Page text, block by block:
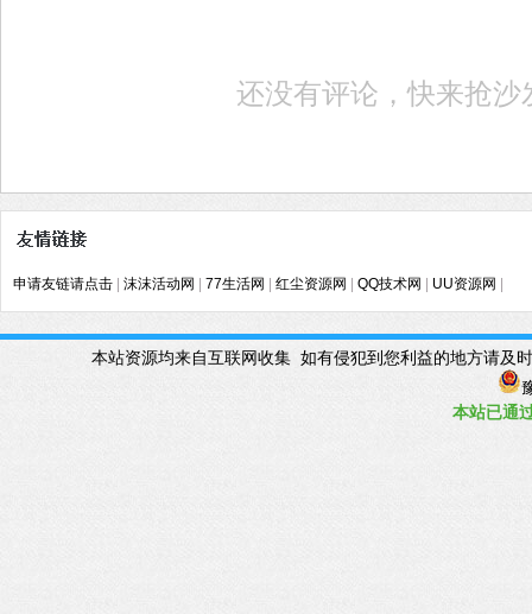
还没有评论，快来抢沙
申请友链请点击 沫沫活动网 77生活网 红尘资源网 QQ技术网 UU资源网
本站资源均来自互联网收集 如有侵犯到您利益的地方请
本站已通